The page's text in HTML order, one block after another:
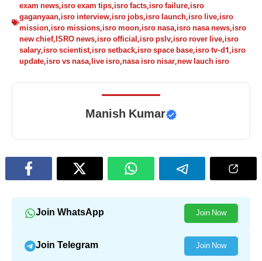
exam news,isro exam tips,isro facts,isro failure,isro
gaganyaan,isro interview,isro jobs,isro launch,isro live,isro
mission,isro missions,isro moon,isro nasa,isro nasa news,isro
new chief,ISRO news,isro official,isro pslv,isro rover live,isro
salary,isro scientist,isro setback,isro space base,isro tv-d1,isro
update,isro vs nasa,live isro,nasa isro nisar,new lauch isro
Manish Kumar
Join WhatsApp Join Now
Join Telegram Join Now